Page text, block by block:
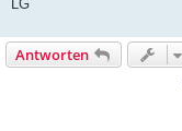
LG
Antworten